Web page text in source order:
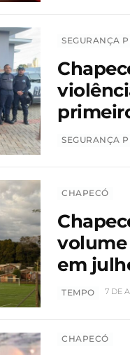
SEGURANÇA
SEGURANÇA
CHAPECÓ
volume
em
TEMPO 7 DE
CHAPECÓ